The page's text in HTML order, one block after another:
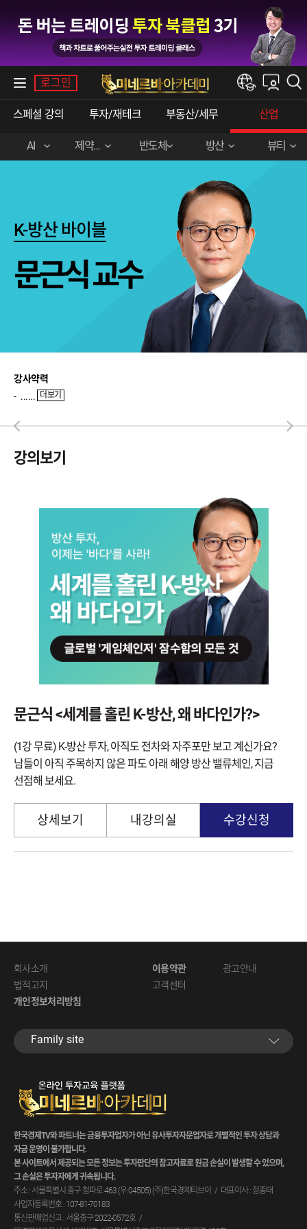
로그인
스페셜 강의 투자/재테크 부동산/세무 산업
한경e아카데미
내강의실
AI 제약바이오 반도체 방산 뷰티
K-방산 바이블
문근식 교수
강사약력
...... 더보기
강의보기
문근식 <세계를 홀린 K-방산, 왜 바다인가?>
(1강 무료) K-방산 투자, 아직도 전차와 자주포만 보고 계신가요?
남들이 아직 주목하지 않은 파도 아래 해양 방산 밸류체인, 지금
선점해 보세요.
상세보기 내강의실 수강신청
회사소개
법적고지
개인정보처리방침
이용약관
고객센터
광고안내
Family site
한국경제TV와 파트너는 금융투자업자가 아닌 유사투자자문업자로 개별적인 투자 상담과
자금 운영이 불가합니다.
본 사이트에서 제공되는 모든 정보는 투자판단의 참고자료로 원금 손실이 발생할 수 있으며,
그 손실은 투자자에게 귀속됩니다.
주소 : 서울특별시 중구 청파로 463 (우:04505) (주)한국경제티브이
대표이사 : 정종태
사업자등록번호 : 107-81-70183
통신판매업신고 : 서울중구 2022-0572호